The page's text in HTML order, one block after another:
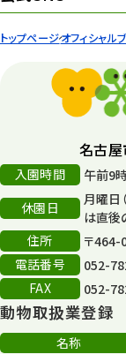
トップページオフィシャル
平和公園
森のとこやさん
再生
再生フォーラム
80周年
名古
入園時間
午前9
休園日
月曜日
は直後
住所
〒464-
電話番号
052-
FAX
052-
動物取扱業登録
名称